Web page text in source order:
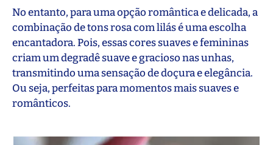
No entanto, para uma opção romântica e delicada, a
combinação de tons rosa com lilás é uma escolha
encantadora. Pois, essas cores suaves e femininas
criam um degradê suave e gracioso nas unhas,
transmitindo uma sensação de doçura e elegância.
Ou seja, perfeitas para momentos mais suaves e
românticos.